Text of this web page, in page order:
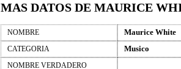
MAS DATOS DE MAURICE
NOMBRE Maurice White
CATEGORIA Musico
NOMBRE VERDADERO